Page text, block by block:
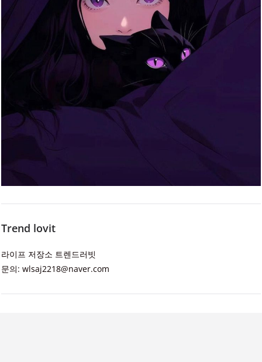
Trend lovit
라이프 저장소 트렌드러빗
문의: wlsaj2218@naver.com